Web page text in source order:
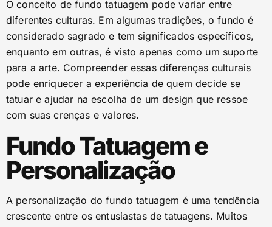
O conceito de fundo tatuagem pode variar entre
diferentes culturas. Em algumas tradições, o fundo é
considerado sagrado e tem significados específicos,
enquanto em outras, é visto apenas como um suporte
para a arte. Compreender essas diferenças culturais
pode enriquecer a experiência de quem decide se
tatuar e ajudar na escolha de um design que ressoe
com suas crenças e valores.
Fundo Tatuagem e
Personalização
A personalização do fundo tatuagem é uma tendência
crescente entre os entusiastas de tatuagens. Muitos